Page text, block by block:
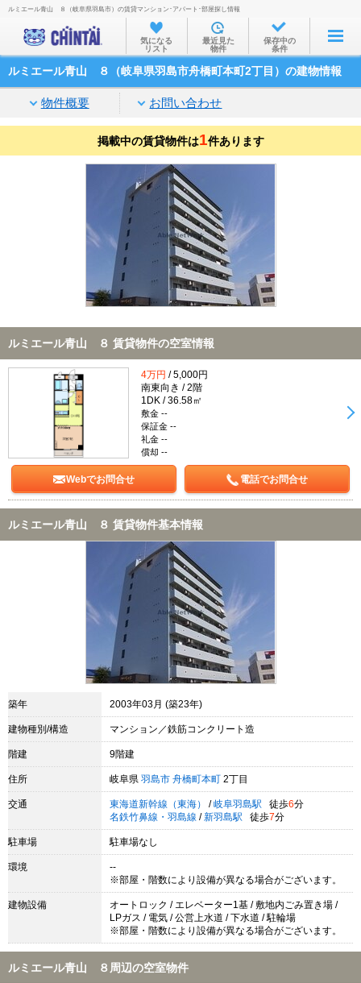
お部屋を探す
沿線・駅から
家賃相場から
通勤通学時間から
物件特集から
不動産会社から
TOP
ルミエール青山 ８（岐阜県羽島市）の賃貸マンション･アパート･部屋探し情報
気になる
リスト
最近見た
物件
保存中の
条件
ルミエール青山 ８（岐阜県羽島市舟橋町本町2丁目）の建物情報
物件概要 お問い合わせ
掲載中の賃貸物件は1件あります
ルミエール青山 ８ 賃貸物件の空室情報
4万円 / 5,000円
南東向き / 2階
1DK / 36.58㎡
敷金 --
保証金 --
礼金 --
償却 --
Webでお問合せ 電話でお問合せ
ルミエール青山 ８ 賃貸物件基本情報
築年 2003年03月 (築23年)
建物種別/構造 マンション／鉄筋コンクリート造
階建 9階建
住所 岐阜県 羽島市 舟橋町本町 2丁目
交通 東海道新幹線（東海） / 岐阜羽島駅 徒歩6分
名鉄竹鼻線・羽島線 / 新羽島駅 徒歩7分
駐車場 駐車場なし
環境
--
※部屋・階数により設備が異なる場合がございます。
建物設備
オートロック / エレベーター1基 / 敷地内ごみ置き場 /
LPガス / 電気 / 公営上水道 / 下水道 / 駐輪場
※部屋・階数により設備が異なる場合がございます。
ルミエール青山 ８周辺の空室物件